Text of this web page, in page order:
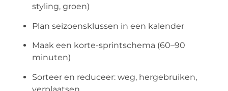
styling, groen)
Plan seizoensklussen in een kalender
Maak een korte-sprintschema (60–90
minuten)
Sorteer en reduceer: weg, hergebruiken,
verplaatsen